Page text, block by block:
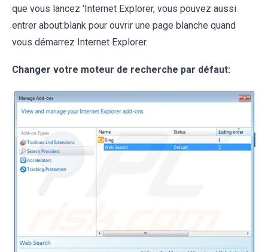
que vous lancez 'Internet Explorer, vous pouvez aussi
entrer about:blank pour ouvrir une page blanche quand
vous démarrez Internet Explorer.
Changer votre moteur de recherche par défaut: